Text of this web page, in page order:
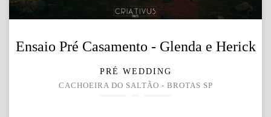
Ensaio Pré Casamento - Glenda e Herick
PRÉ WEDDING
CACHOEIRA DO SALTÃO - BROTAS SP